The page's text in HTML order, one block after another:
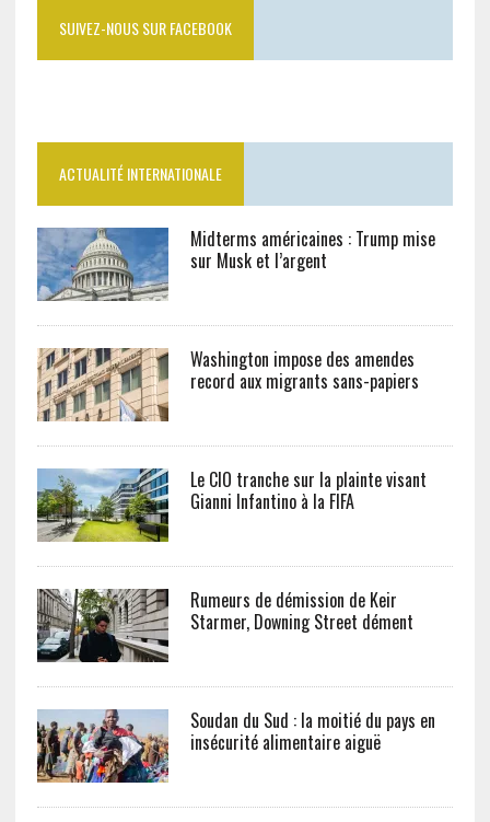
SUIVEZ-NOUS SUR FACEBOOK
ACTUALITÉ INTERNATIONALE
Midterms américaines : Trump mise
sur Musk et l’argent
Washington impose des amendes
record aux migrants sans-papiers
Le CIO tranche sur la plainte visant
Gianni Infantino à la FIFA
Rumeurs de démission de Keir
Starmer, Downing Street dément
Soudan du Sud : la moitié du pays en
insécurité alimentaire aiguë